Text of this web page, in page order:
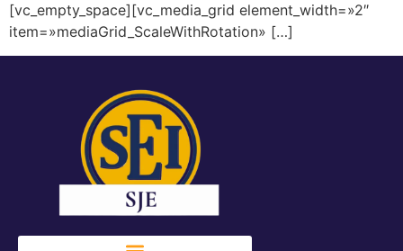
[vc_empty_space][vc_media_grid element_width=»2″
item=»mediaGrid_ScaleWithRotation» […]